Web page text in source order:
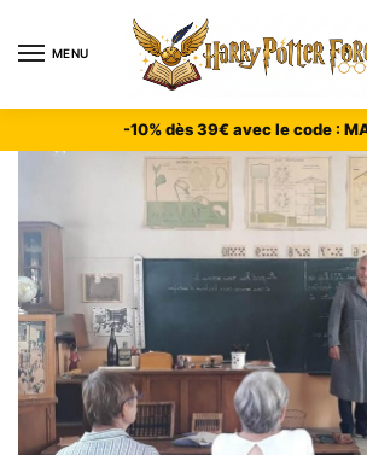
MENU
-10% dès 39€ avec le code :